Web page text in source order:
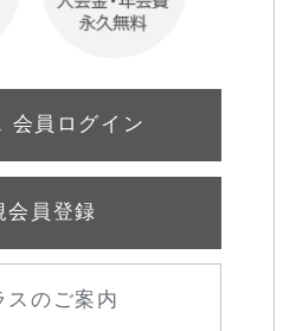
会員ログイン
会員登録
スのご案内